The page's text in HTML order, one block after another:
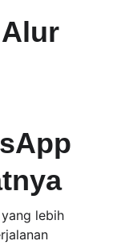
lebih